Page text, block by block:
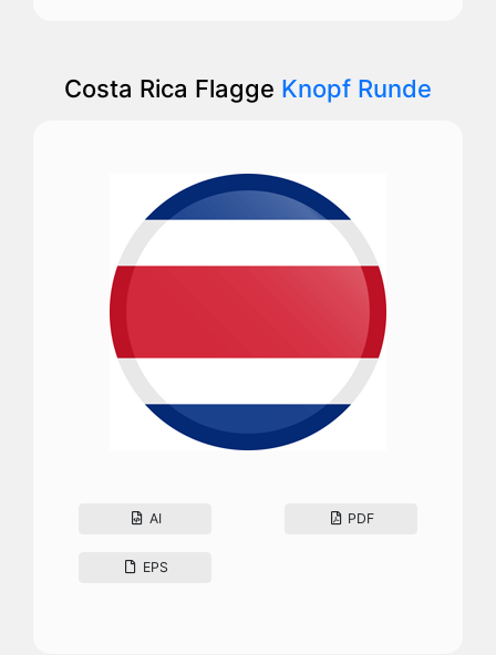
Costa Rica Flagge Knopf Runde
AI PDF
EPS